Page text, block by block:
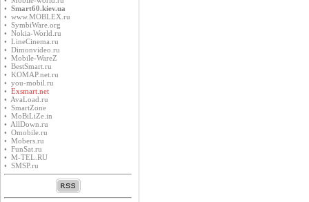
• Smart60.kiev.ua
• www.MOBLEX.ru
• SymbiWare.org
• Nokia-World.ru
• LineCinema.ru
• Dimonvideo.ru
• Mobile-WareZ
• BestSmart.ru
• KOMAP.net.ru
• you-mobil.ru
• Exsmart.net
• AvaLoad.ru
• SmartZone
• MoBiLiZe.in
• AllDown.ru
• Оmobile.ru
• Mobers.ru
• FunSat.ru
• M-TEL.RU
• SMSP.ru